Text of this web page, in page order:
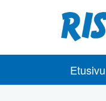
Etusivu